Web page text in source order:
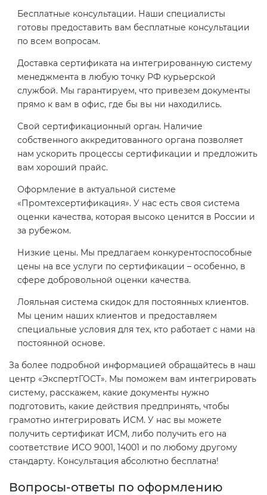
Бесплатные консультации. Наши специалисты
готовы предоставить вам бесплатные консультации
по всем вопросам.
Доставка сертификата на интегрированную систему
менеджмента в любую точку РФ курьерской
службой. Мы гарантируем, что привезем документы
прямо к вам в офис, где бы вы ни находились.
Свой сертификационный орган. Наличие
собственного аккредитованного органа позволяет
нам ускорить процессы сертификации и предложить
вам хороший прайс.
Оформление в актуальной системе
«Промтехсертификация». У нас есть своя система
оценки качества, которая высоко ценится в России и
за рубежом.
Низкие цены. Мы предлагаем конкурентоспособные
цены на все услуги по сертификации – особенно, в
сфере добровольной оценки качества.
Лояльная система скидок для постоянных клиентов.
Мы ценим наших клиентов и предоставляем
специальные условия для тех, кто работает с нами на
постоянной основе.
За более подробной информацией обращайтесь в наш
центр «ЭкспертГОСТ». Мы поможем вам интегрировать
систему, расскажем, какие документы нужно
подготовить, какие действия предпринять, чтобы
грамотно интегрировать ИСМ. У нас вы можете
получить сертификат ИСМ, либо получить его на
соответствие ИСО 9001, 14001 и по любому другому
стандарту. Консультация абсолютно бесплатна!
Вопросы-ответы по оформлению